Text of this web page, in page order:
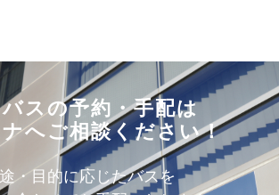
スの予約・手配は
へご相談ください！
・目的に応じたバスを